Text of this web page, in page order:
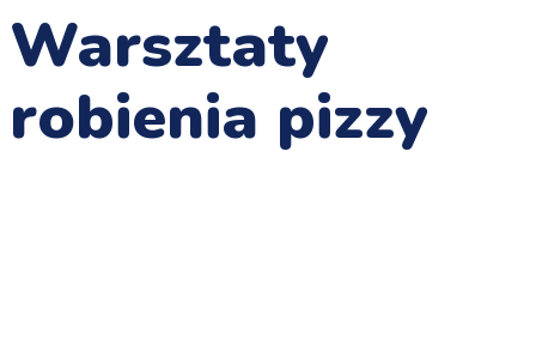
Warsztaty
robienia pizzy